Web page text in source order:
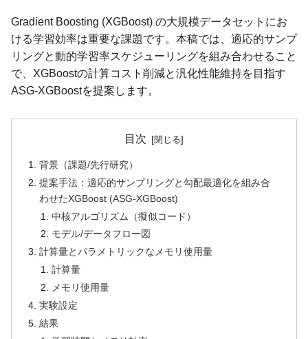
Gradient Boosting (XGBoost) の大規模データセットにお
ける学習効率は重要な課題です。本稿では、適応的サンプ
リングと動的学習率スケジューリングを組み合わせること
で、XGBoostの計算コスト削減と汎化性能維持を目指す
ASG-XGBoostを提案します。
目次
背景（課題/先行研究）
提案手法：適応的サンプリングと勾配最適化を組み合
わせたXGBoost (ASG-XGBoost)
中核アルゴリズム（擬似コード）
モデル/データフロー図
計算量とパラメトリックなメモリ使用量
計算量
メモリ使用量
実験設定
結果